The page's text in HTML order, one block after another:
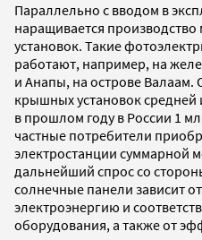
Параллельно с вводом в
наращивается
установок. Такие
работают, например, на
и Анапы, на острове
крышных установок
в прошлом году в России 1
частные потребители
электростанции суммарной
дальнейший спрос со
солнечные панели зависит
электроэнергию и
оборудования, а также от